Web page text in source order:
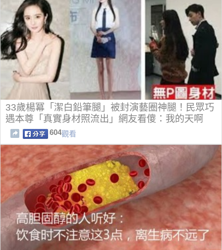
33歲楊冪「潔白鉛筆腿」被封演藝圈神腿！民眾巧
遇本尊「真實身材照流出」網友看傻：我的天啊
604觀看